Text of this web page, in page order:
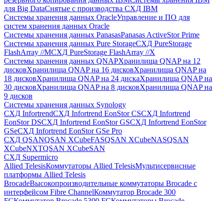
для Big DataСнятые с производства СХД IBM
Системы хранения данных OracleУправление и ПО для
систем хранения данных Oracle
Системы хранения данных PanasasPanasas ActiveStor Prime
Системы хранения данных Pure StorageСХД PureStorage
FlashArray //MСХД PureStorage FlashArray //X
Системы хранения данных QNAPХранилища QNAP на 12
дисковХранилища QNAP на 16 дисковХранилища QNAP на
18 дисковХранилища QNAP на 24 дискаХранилища QNAP на
30 дисковХранилища QNAP на 8 дисковХранилища QNAP на
9 дисков
Системы хранения данных Synology
СХД InfortrendСХД Infortrend EonStor CSСХД Infortrend
EonStor DSСХД Infortrend EonStor GSСХД Infortrend EonStor
GSeСХД Infortrend EonStor GSe Pro
СХД QSANQSAN XCubeFASQSAN XCubeNASQSAN
XCubeNXTQSAN XCubeSAN
СХД Supermicro
Allied TelesisКоммутаторы Allied TelesisМультисервисные
платформы Allied Telesis
BrocadeВысокопроизводительные коммутаторы Brocade с
интерфейсом Fibre ChannelКоммутатор Brocade 300